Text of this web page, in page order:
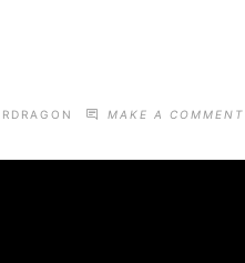
MAKE A COMMENT